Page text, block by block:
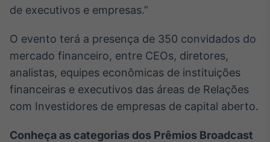
de executivos e empresas.”
O evento terá a presença de 350 convidados do
mercado financeiro, entre CEOs, diretores,
analistas, equipes econômicas de instituições
financeiras e executivos das áreas de Relações
com Investidores de empresas de capital aberto.
Conheça as categorias dos Prêmios Broadcast